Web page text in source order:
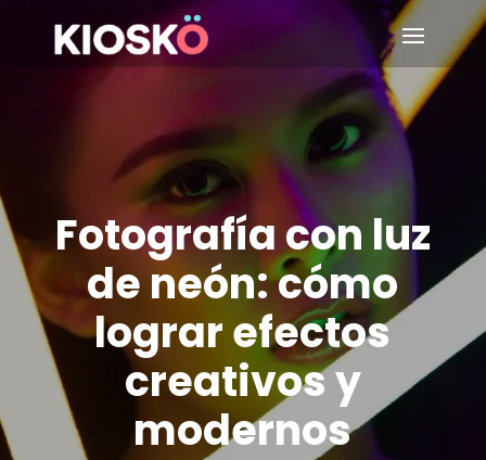
Fotografía con luz
de neón: cómo
lograr efectos
creativos y
modernos